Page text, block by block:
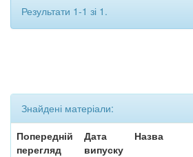
Результати 1-1 зі 1.
Знайдені матеріали:
Попередній
перегляд
Дата
випуску
Назва